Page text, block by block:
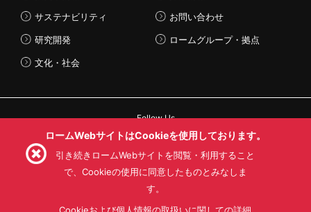
サステナビリティ
研究開発
文化・社会
お問い合わせ
ロームグループ・拠点
Follow Us
利用目的
プライバシーポリシー
サイトマップ
ロームWebサイトはCookieを使用しております。
引き続きロームWebサイトを閲覧・利用すること
で、Cookieの使用に同意したものとみなしま
す。